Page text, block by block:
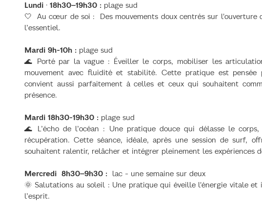
Lundi · 18h30–19h30 : plage sud
🤍 Au cœur de soi : Des mouvements doux centrés sur
l’essentiel.
Mardi 9h-10h : plage sud
🌊 Porté par la vague : Éveiller le corps, mobiliser les
mouvement avec fluidité et stabilité. Cette pratique est pensée
convient aussi parfaitement à celles et ceux qui souhaitent
présence.
Mardi 18h30-19h30 : plage sud
🌊 L’écho de l’océan : Une pratique douce qui délasse le
récupération. Cette séance, idéale, après une session de surf,
souhaitent ralentir, relâcher et intégrer pleinement les expériences
Mercredi 8h30–9h30 : lac - une semaine sur deux
🌞 Salutations au soleil : Une pratique qui éveille l'énergie vitale
l’esprit.